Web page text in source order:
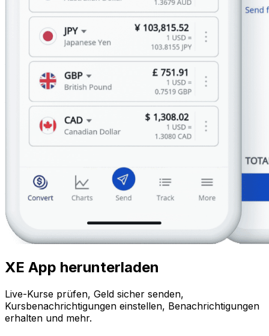
XE App herunterladen
Live-Kurse prüfen, Geld sicher senden,
Kursbenachrichtigungen einstellen, Benachrichtigungen
erhalten und mehr.